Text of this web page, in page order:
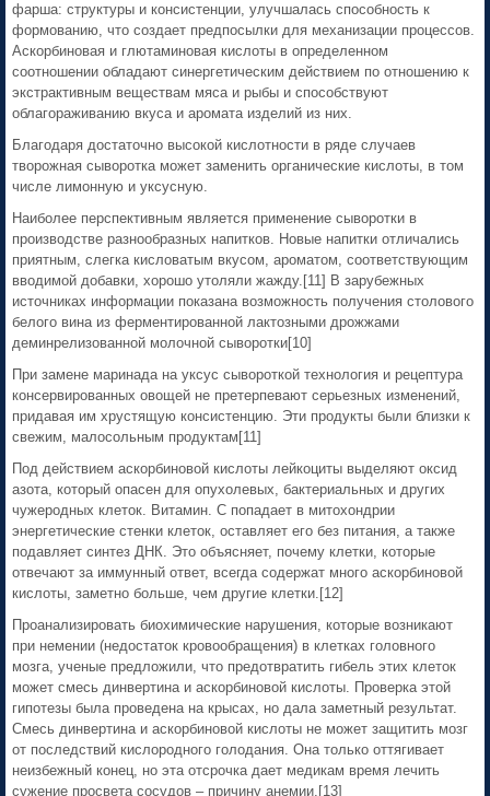
фарша: структуры и консистенции, улучшалась способность к
формованию, что создает предпосылки для механизации процессов.
Аскорбиновая и глютаминовая кислоты в определенном
соотношении обладают синергетическим действием по отношению к
экстрактивным веществам мяса и рыбы и способствуют
облагораживанию вкуса и аромата изделий из них.
Благодаря достаточно высокой кислотности в ряде случаев
творожная сыворотка может заменить органические кислоты, в том
числе лимонную и уксусную.
Наиболее перспективным является применение сыворотки в
производстве разнообразных напитков. Новые напитки отличались
приятным, слегка кисловатым вкусом, ароматом, соответствующим
вводимой добавки, хорошо утоляли жажду.[11] В зарубежных
источниках информации показана возможность получения столового
белого вина из ферментированной лактозными дрожжами
деминрелизованной молочной сыворотки[10]
При замене маринада на уксус сывороткой технология и рецептура
консервированных овощей не претерпевают серьезных изменений,
придавая им хрустящую консистенцию. Эти продукты были близки к
свежим, малосольным продуктам[11]
Под действием аскорбиновой кислоты лейкоциты выделяют оксид
азота, который опасен для опухолевых, бактериальных и других
чужеродных клеток. Витамин. С попадает в митохондрии
энергетические стенки клеток, оставляет его без питания, а также
подавляет синтез ДНК. Это объясняет, почему клетки, которые
отвечают за иммунный ответ, всегда содержат много аскорбиновой
кислоты, заметно больше, чем другие клетки.[12]
Проанализировать биохимические нарушения, которые возникают
при немении (недостаток кровообращения) в клетках головного
мозга, ученые предложили, что предотвратить гибель этих клеток
может смесь динвертина и аскорбиновой кислоты. Проверка этой
гипотезы была проведена на крысах, но дала заметный результат.
Смесь динвертина и аскорбиновой кислоты не может защитить мозг
от последствий кислородного голодания. Она только оттягивает
неизбежный конец, но эта отсрочка дает медикам время лечить
сужение просвета сосудов – причину анемии.[13]